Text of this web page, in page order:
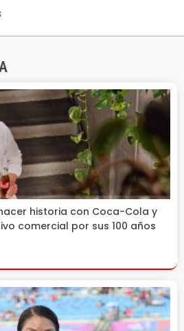
historia con Coca-Cola y
comercial por sus 100 años